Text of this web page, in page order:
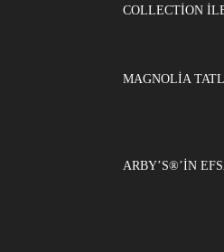
COLLECTION
MAGNOLIA
ARBY’S®’IN